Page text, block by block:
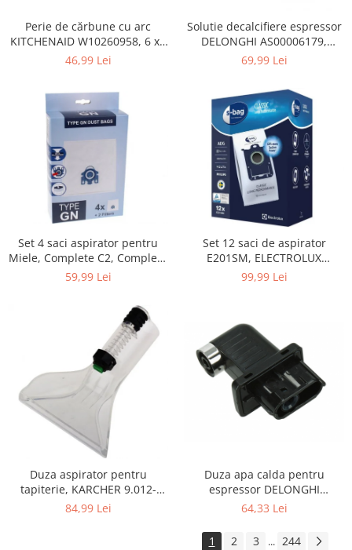
Playere, Boxe & Casti
Telescoape & Optica
Televizoare & accesorii
Ambalaje cadouri
Curatenie si intretinere
Perie de cărbune cu arc
KITCHENAID W10260958, 6 x6
x 19 mm, pentru 5KSM15
46,99 Lei
Solutie decalcifiere espressor
DELONGHI AS00006179,
DLSC500, 500 ml
69,99 Lei
Set 4 saci aspirator pentru
Miele, Complete C2, Complete
C3, Classic C1, S8, S5, S2,
59,99 Lei
Set 12 saci de aspirator
E201SM, ELECTROLUX
9001684811, CLASSIC LONG
99,99 Lei
Duza aspirator pentru
tapiterie, KARCHER 9.012-
278.0, SE4001, SE4002, SE5100
84,99 Lei
Duza apa calda pentru
espressor DELONGHI
AS00006949, ECAM22 ECAM29
64,33 Lei
1 2 3 ... 244